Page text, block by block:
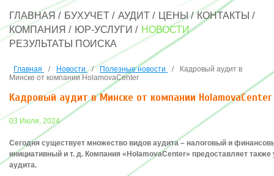
ГЛАВНАЯ / /
БУХУЧЕТ /
АУДИТ /
ЦЕНЫ /
КОНТАКТЫ
/
КОМПАНИЯ /
ЮР-УСЛУГИ
НОВОСТИ
РЕЗУЛЬТАТЫ ПОИСКА
Главная / Новости / Полезные новости /
Кадровый аудит в
Минске от компании HolamovaCenter
Кадровый аудит в Минске от компании HolamovaCenter
03 Июля, 2024
Сегодня существует множество видов аудита – налоговый и
инициативный и т. д. Компания «HolamovaCenter» предоставляет также
аудита.